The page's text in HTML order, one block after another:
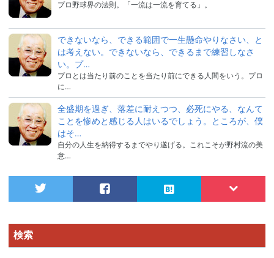
プロ野球界の法則。「一流は一流を育てる」。
できないなら、できる範囲で一生懸命やりなさい、と
は考えない。できないなら、できるまで練習しなさ
い。プ…
プロとは当たり前のことを当たり前にできる人間をいう。プロ
に…
全盛期を過ぎ、落差に耐えつつ、必死にやる、なんて
ことを惨めと感じる人はいるでしょう。ところが、僕
はそ…
自分の人生を納得するまでやり遂げる。これこそが野村流の美
意…
検索